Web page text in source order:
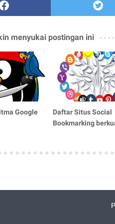
menyukai postingan ini
Google
Daftar Situs Social
Bookmarking